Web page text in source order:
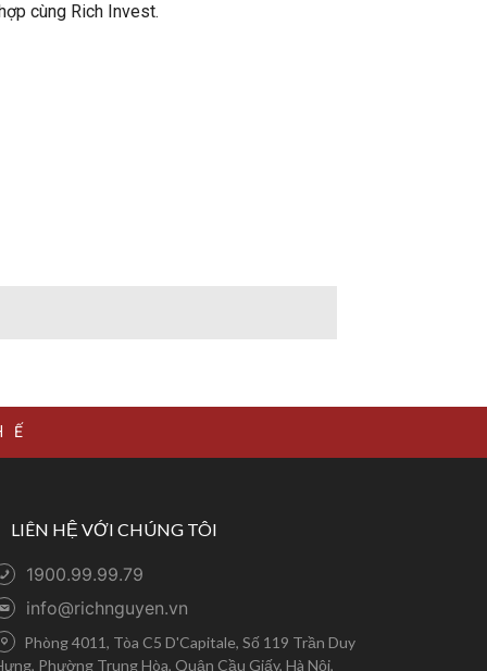
cùng Rich Invest.
LIÊN HỆ VỚI CHÚNG TÔI
1900.99.99.79
info@richnguyen.vn
Phòng 4011, Tòa C5 D'Capitale, Số 119 Trần Duy
Phường Trung Hòa, Quận Cầu Giấy, Hà Nội,